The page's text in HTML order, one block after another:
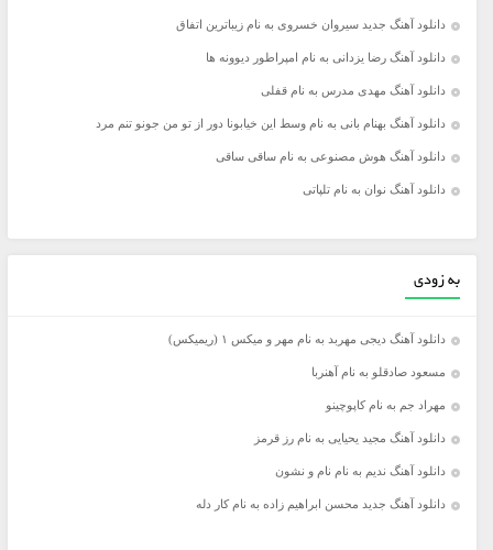
دانلود آهنگ جدید سیروان خسروی به نام زیباترین اتفاق
دانلود آهنگ رضا یزدانی به نام امپراطور دیوونه ها
دانلود آهنگ مهدی مدرس به نام قفلی
دانلود آهنگ بهنام بانی به نام وسط این خیابونا دور از تو من جونو تنم مرد
دانلود آهنگ هوش مصنوعی به نام ساقی ساقی
دانلود آهنگ نوان به نام تلپاتی
به زودی
دانلود آهنگ دیجی مهربد به نام مهر و میکس ۱ (ریمیکس)
مسعود صادقلو به نام آهنربا
مهراد جم به نام کاپوچینو
دانلود آهنگ مجید یحیایی به نام رز قرمز
دانلود آهنگ ندیم به نام نام و نشون
دانلود آهنگ جدید محسن ابراهیم زاده به نام کار دله